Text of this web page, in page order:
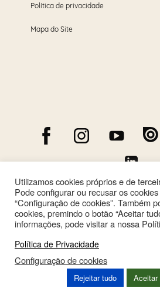
Política de privacidade
Mapa do Site
Utilizamos cookies próprios e de
Pode configurar ou recusar os
“Configuração de cookies”. Também
cookies, premindo o botão “Aceitar
informações, pode visitar a nossa
Política de Privacidade
Configuração de cookies
Rejeitar tudo Aceitar
This site is registered onwpml.orgas a
site key toremove this